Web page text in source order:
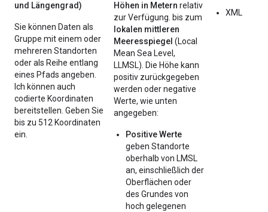
und Längengrad)
Sie können Daten als
Gruppe mit einem oder
mehreren Standorten
oder als Reihe entlang
eines Pfads angeben.
Ich können auch
codierte Koordinaten
bereitstellen. Geben Sie
bis zu 512 Koordinaten
ein.
Höhen in Metern relativ
zur Verfügung. bis zum
lokalen mittleren
Meeresspiegel (Local
Mean Sea Level,
LLMSL). Die Höhe kann
positiv zurückgegeben
werden oder negative
Werte, wie unten
angegeben:
Positive Werte
geben Standorte
oberhalb von LMSL
an, einschließlich der
Oberflächen oder
des Grundes von
hoch gelegenen
XML